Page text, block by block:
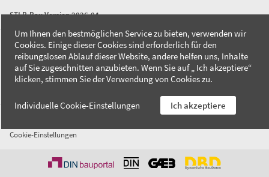
STLB-Bau Version 2026-04
FAQ
Kontakt
Datenschutzerklärung
Cookie-Einstellungen
Um Ihnen den bestmöglichen Service zu bieten, verwenden wir
Cookies. Einige dieser Cookies sind erforderlich für den
reibungslosen Ablauf dieser Website, andere helfen uns, Inhalte
auf Sie zugeschnitten anzubieten. Wenn Sie auf „ Ich akzeptiere“
klicken, stimmen Sie der Verwendung von Cookies zu.
Individuelle Cookie-Einstellungen Ich akzeptiere